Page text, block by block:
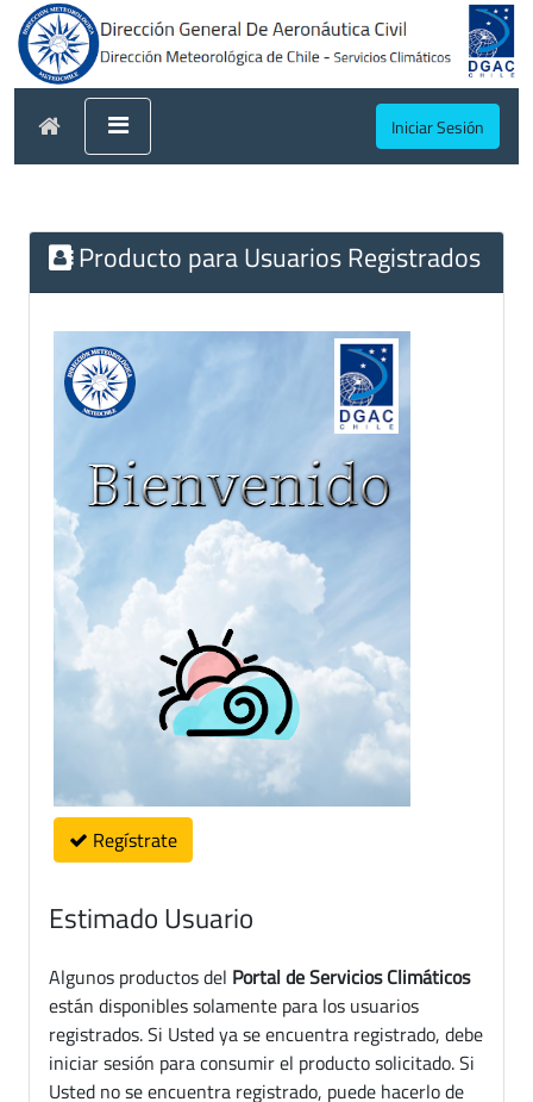
Iniciar Sesión
Producto para Usuarios Registrados
Regístrate
Estimado Usuario
Algunos productos del Portal de Servicios Climáticos
están disponibles solamente para los usuarios
registrados. Si Usted ya se encuentra registrado, debe
iniciar sesión para consumir el producto solicitado. Si
Usted no se encuentra registrado, puede hacerlo de